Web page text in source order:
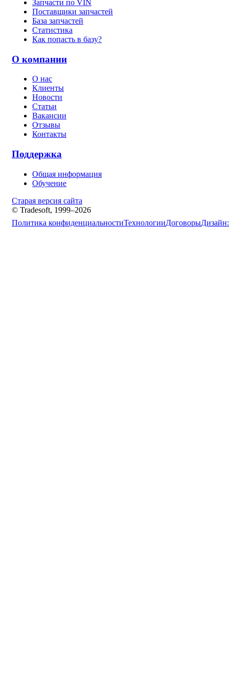
Запчасти по VIN
Поставщики запчастей
База запчастей
Статистика
Как попасть в базу?
О компании
О нас
Клиенты
Новости
Статьи
Вакансии
Отзывы
Контакты
Поддержка
Общая информация
Обучение
Старая версия сайта
© Tradesoft, 1999–2026
Политика конфиденциальностиТехнологииДоговорыДизайн: